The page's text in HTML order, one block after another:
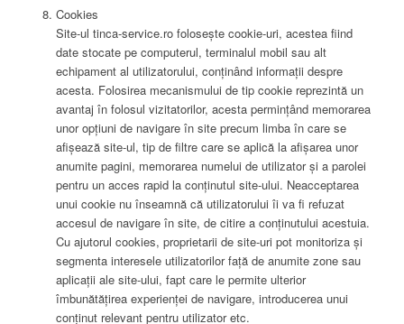
Cookies
Site-ul tinca-service.ro folosește cookie-uri, acestea fiind
date stocate pe computerul, terminalul mobil sau alt
echipament al utilizatorului, conținând informații despre
acesta. Folosirea mecanismului de tip cookie reprezintă un
avantaj în folosul vizitatorilor, acesta permințând memorarea
unor opțiuni de navigare în site precum limba în care se
afișează site-ul, tip de filtre care se aplică la afișarea unor
anumite pagini, memorarea numelui de utilizator și a parolei
pentru un acces rapid la conținutul site-ului. Neacceptarea
unui cookie nu înseamnă că utilizatorului îi va fi refuzat
accesul de navigare în site, de citire a conținutului acestuia.
Cu ajutorul cookies, proprietarii de site-uri pot monitoriza și
segmenta interesele utilizatorilor față de anumite zone sau
aplicații ale site-ului, fapt care le permite ulterior
îmbunătățirea experienței de navigare, introducerea unui
conținut relevant pentru utilizator etc.